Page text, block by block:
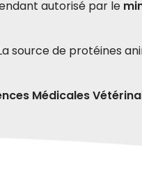
autorisé par le
source de protéines
Médicales